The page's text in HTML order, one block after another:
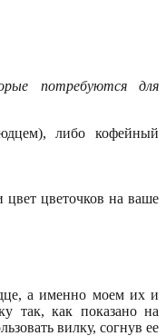
потребуются для
либо кофейный
цвет цветочков на ваше
а именно моем их и
так, как показано на
вилку, согнув ее